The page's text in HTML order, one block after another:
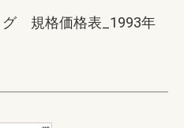
グ 規格価格表_1993年